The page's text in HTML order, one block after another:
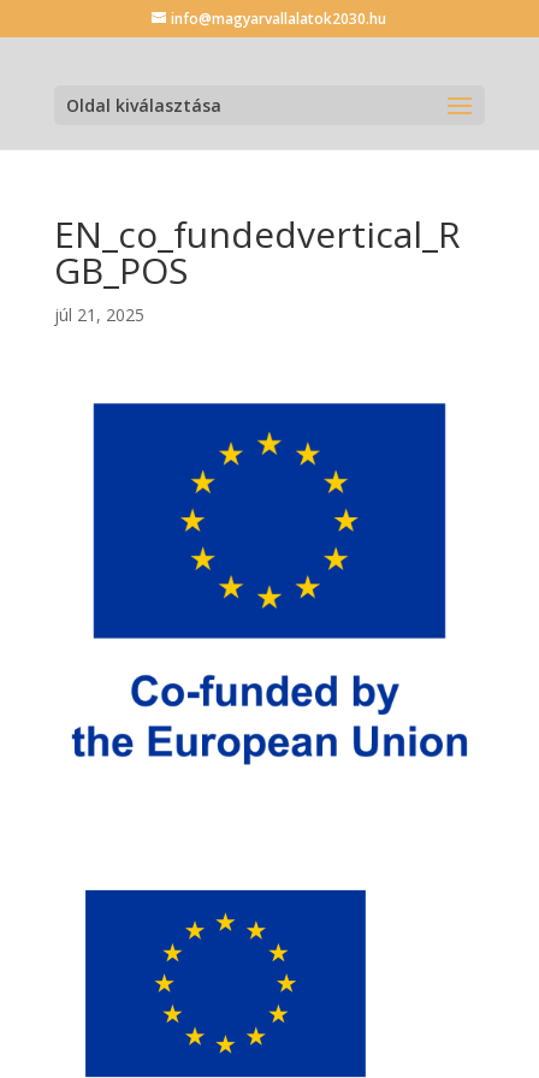
info@magyarvallalatok2030.hu
Oldal kiválasztása
EN_co_fundedvertical_R
GB_POS
júl 21, 2025